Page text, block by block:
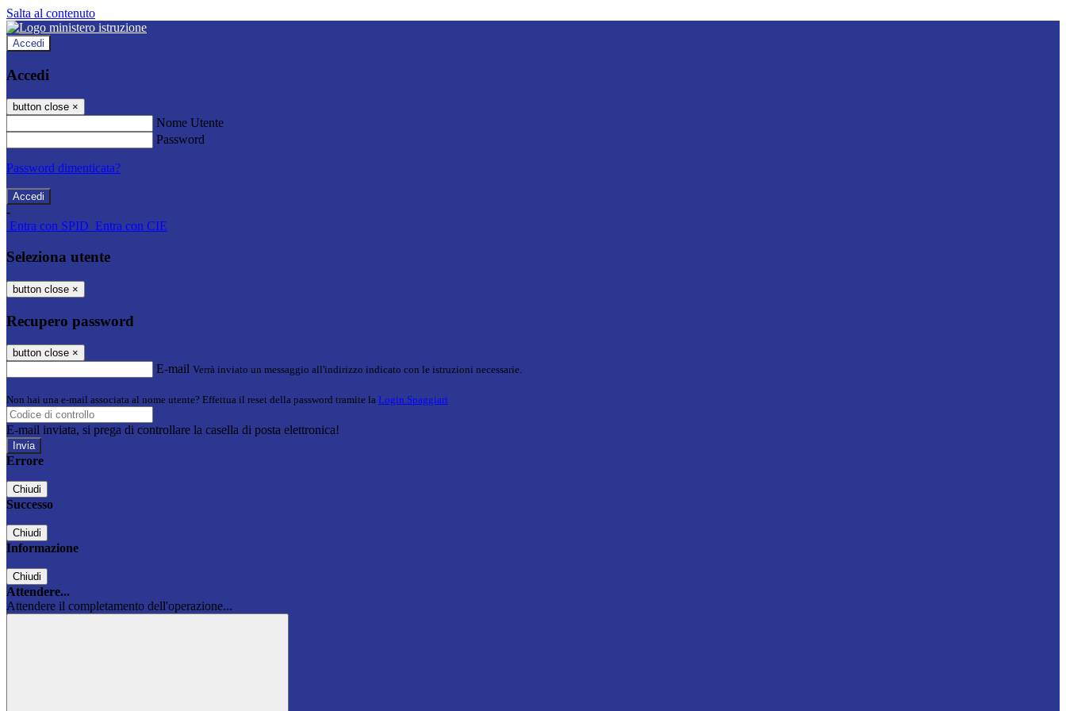
Salta al contenuto
Accedi
Accedi
button close ×
Nome Utente
Password
Password dimenticata?
-
Entra con SPID Entra con CIE
Seleziona utente
button close ×
Recupero password
button close ×
E-mail Verrà inviato un messaggio all'indirizzo indicato con le istruzioni necessarie.
Non hai una e-mail associata al nome utente? Effettua il reset della password tramite la Login Spaggiari
E-mail inviata, si prega di controllare la casella di posta elettronica!
Errore
Chiudi
Successo
Chiudi
Informazione
Chiudi
Attendere...
Attendere il completamento dell'operazione...